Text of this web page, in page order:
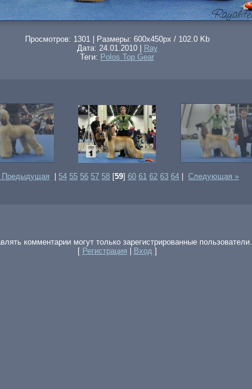
Просмотров: 1301 | Размеры: 600x450px / 102.0 Kb
Дата: 24.01.2010 |
Rаy
Теги: Polos Top Gear
Предыдущая 54 55 56 57 58 [59] 60 61 62 63 64 Следующая »
комментарии могут только зарегистрированные пользователи.
[ Регистрация Вход]